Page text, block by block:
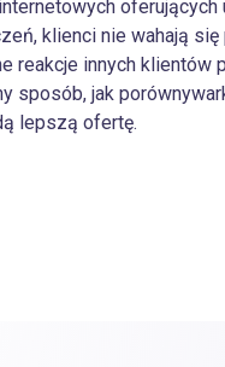
oferujących
klienci nie wahają
reakcje innych klientów
sposób, jak
lepszą ofertę.